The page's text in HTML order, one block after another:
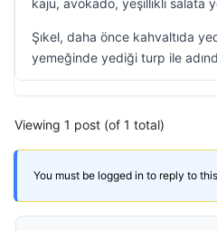
kaju, avokado, yeşillikli salata
Şıkel, daha önce kahvaltıda
yemeğinde yediği turp ile
Viewing 1 post (of 1 total)
You must be logged in to reply to